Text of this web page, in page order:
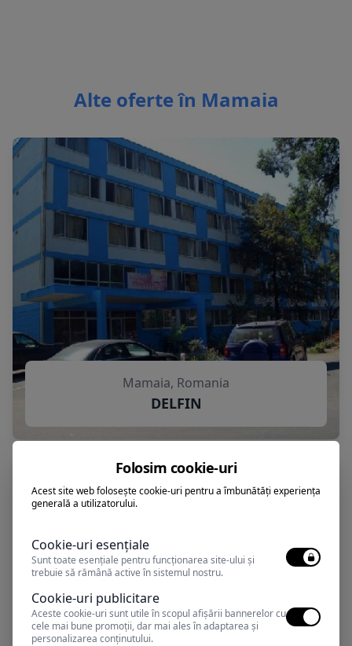
Alte oferte în Mamaia
Mamaia, Romania
DELFIN
Folosim cookie-uri
Acest site web folosește cookie-uri pentru a îmbunătăți experiența
generală a utilizatorului.
Cookie-uri esențiale
Sunt toate esențiale pentru funcționarea site-ului și
trebuie să rămână active în sistemul nostru.
Cookie-uri publicitare
Aceste cookie-uri sunt utile în scopul afișării bannerelor cu
cele mai bune promoții, dar mai ales în adaptarea și
personalizarea conținutului.